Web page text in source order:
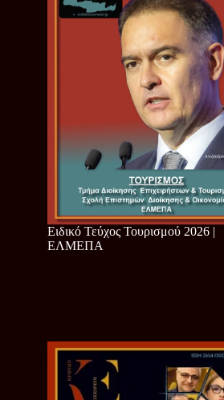
Ειδικό Τεύχος Τουρισμού 2026 |
ΕΛΜΕΠΑ